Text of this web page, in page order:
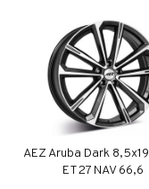
AEZ Aruba Dark
ET27 NAV 66,6